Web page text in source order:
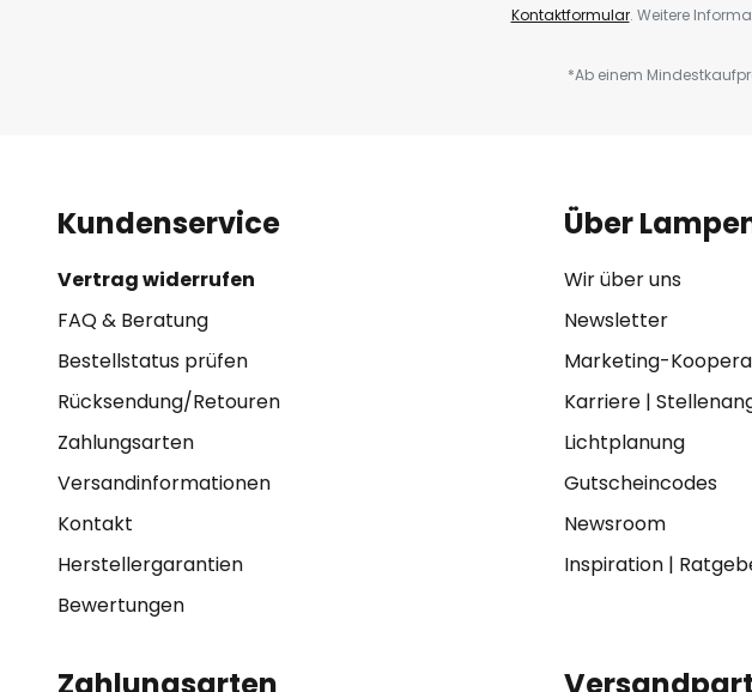
Kontaktformular. Weitere
*Ab einem
Kundenservice
Vertrag widerrufen
FAQ & Beratung
Bestellstatus prüfen
Rücksendung/Retouren
Zahlungsarten
Versandinformationen
Kontakt
Herstellergarantien
Bewertungen
Über
Wir über uns
Newsletter
Marketing-
Karriere|
Lichtplanung
Gutscheincodes
Newsroom
Inspiration|